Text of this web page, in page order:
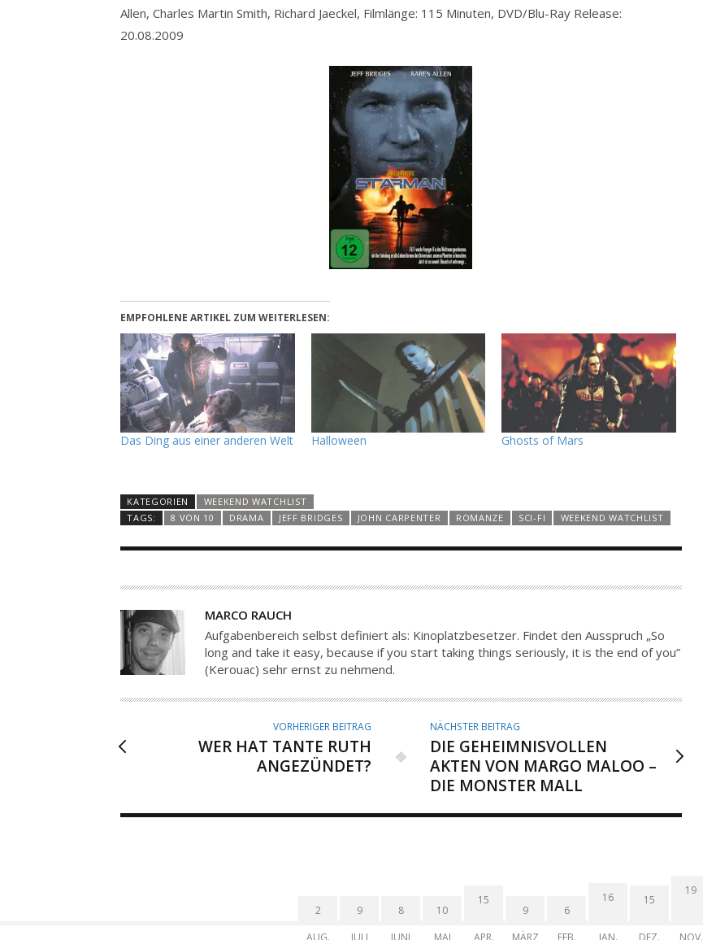
Allen, Charles Martin Smith, Richard Jaeckel, Filmlänge: 115 Minuten, DVD/Blu-Ray Release:
20.08.2009
EMPFOHLENE ARTIKEL ZUM WEITERLESEN:
Das Ding aus einer anderen Welt Halloween Ghosts of Mars
KATEGORIEN
WEEKEND WATCHLIST
TAGS:
8 VON 10 DRAMA JEFF BRIDGES JOHN CARPENTER ROMANZE SCI-FI WEEKEND WATCHLIST
A
U
T
O
R
MARCO RAUCH
Aufgabenbereich selbst definiert als: Kinoplatzbesetzer. Findet den Ausspruch „So
long and take it easy, because if you start taking things seriously, it is the end of you”
(Kerouac) sehr ernst zu nehmend.
VORHERIGER BEITRAG
WER HAT TANTE RUTH
ANGEZÜNDET?
NÄCHSTER BEITRAG
DIE GEHEIMNISVOLLEN
AKTEN VON MARGO MALOO –
DIE MONSTER MALL
2
9
8
10
15
9
6
16 15
19